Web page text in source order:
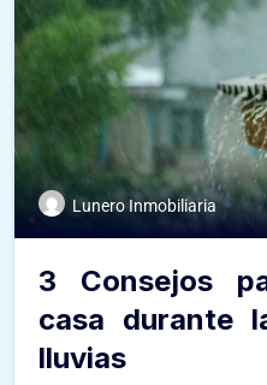
Lunero Inmobiliaria
3 Consejos
casa durante
lluvias